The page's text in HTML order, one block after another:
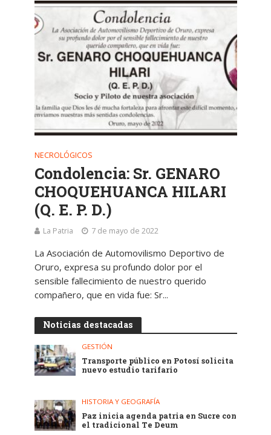
NECROLÓGICOS
Condolencia: Sr. GENARO
CHOQUEHUANCA HILARI
(Q. E. P. D.)
La Patria 7 de mayo de 2022
La Asociación de Automovilismo Deportivo de
Oruro, expresa su profundo dolor por el
sensible fallecimiento de nuestro querido
compañero, que en vida fue: Sr...
Noticias destacadas
GESTIÓN
Transporte público en Potosí solicita
nuevo estudio tarifario
HISTORIA Y GEOGRAFÍA
Paz inicia agenda patria en Sucre con
el tradicional Te Deum